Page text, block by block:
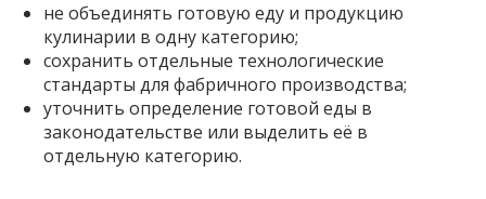
не объединять готовую еду и продукцию
кулинарии в одну категорию;
сохранить отдельные технологические
стандарты для фабричного производства;
уточнить определение готовой еды в
законодательстве или выделить её в
отдельную категорию.